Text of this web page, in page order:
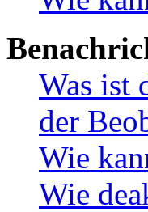
Was ist
der
Wie
Wie